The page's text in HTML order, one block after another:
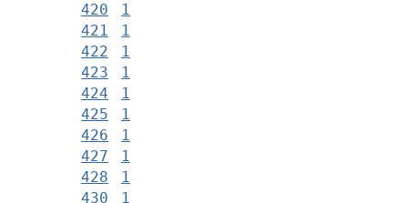
420
1
421
1
422
1
423
1
424
1
425
1
426
1
427
1
428
1
430
1